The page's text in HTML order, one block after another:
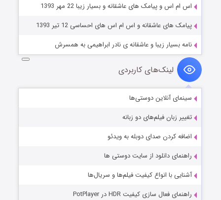
اس ام اس و پیامک های عاشقانه و بسیار زیبا 22 مهر 1393
پیامک های عاشقانه و اس ام اس های احساسی 12 تیر 1393
نامه بسیار زیبا و عاشقانه ی نادر ابراهیمی به همسرش
لینک‌های کاربردی
سینمای آنلاین دوستی‌ها
تغییر زبان فیلم‌های دو زبانه
اضافه کردن صدای دوبله به ویدئو
راهنمای دانلود از سایت دوستی ها
آشنایی با انواع کیفیت فیلم‌ها و سریال‌ها
راهنمای فعال سازی کیفیت HDR در PotPlayer